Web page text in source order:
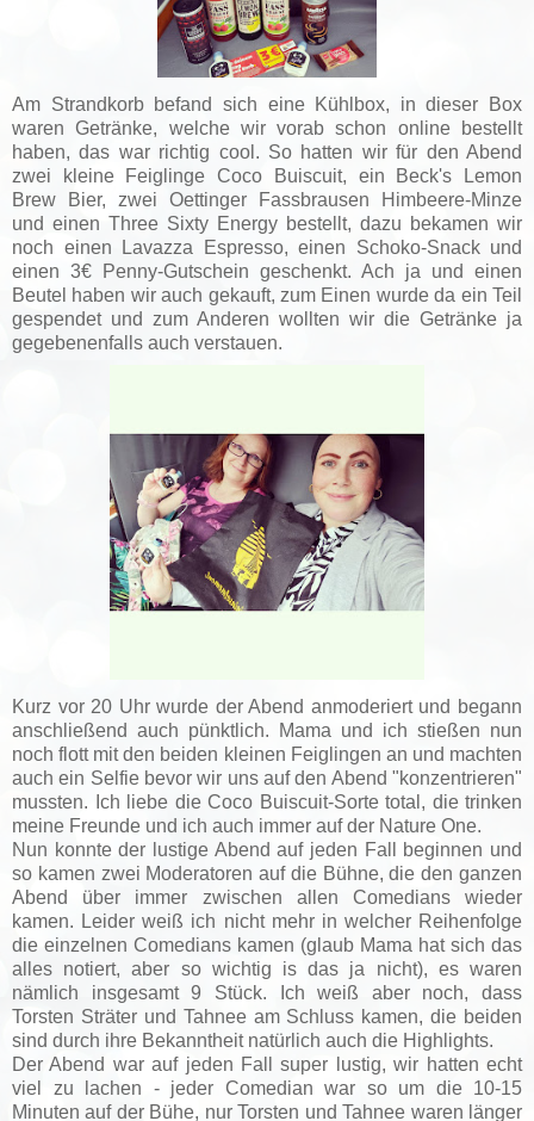
Am Strandkorb befand sich eine Kühlbox, in dieser Box
waren Getränke, welche wir vorab schon online bestellt
haben, das war richtig cool. So hatten wir für den Abend
zwei kleine Feiglinge Coco Buiscuit, ein Beck's Lemon
Brew Bier, zwei Oettinger Fassbrausen Himbeere-Minze
und einen Three Sixty Energy bestellt, dazu bekamen wir
noch einen Lavazza Espresso, einen Schoko-Snack und
einen 3€ Penny-Gutschein geschenkt. Ach ja und einen
Beutel haben wir auch gekauft, zum Einen wurde da ein Teil
gespendet und zum Anderen wollten wir die Getränke ja
gegebenenfalls auch verstauen.
Kurz vor 20 Uhr wurde der Abend anmoderiert und begann
anschließend auch pünktlich. Mama und ich stießen nun
noch flott mit den beiden kleinen Feiglingen an und machten
auch ein Selfie bevor wir uns auf den Abend "konzentrieren"
mussten. Ich liebe die Coco Buiscuit-Sorte total, die trinken
meine Freunde und ich auch immer auf der Nature One.
Nun konnte der lustige Abend auf jeden Fall beginnen und
so kamen zwei Moderatoren auf die Bühne, die den ganzen
Abend über immer zwischen allen Comedians wieder
kamen. Leider weiß ich nicht mehr in welcher Reihenfolge
die einzelnen Comedians kamen (glaub Mama hat sich das
alles notiert, aber so wichtig is das ja nicht), es waren
nämlich insgesamt 9 Stück. Ich weiß aber noch, dass
Torsten Sträter und Tahnee am Schluss kamen, die beiden
sind durch ihre Bekanntheit natürlich auch die Highlights.
Der Abend war auf jeden Fall super lustig, wir hatten echt
viel zu lachen - jeder Comedian war so um die 10-15
Minuten auf der Bühe, nur Torsten und Tahnee waren länger